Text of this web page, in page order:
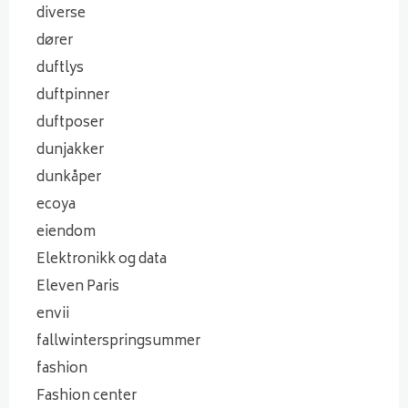
diverse
dører
duftlys
duftpinner
duftposer
dunjakker
dunkåper
ecoya
eiendom
Elektronikk og data
Eleven Paris
envii
fallwinterspringsummer
fashion
Fashion center